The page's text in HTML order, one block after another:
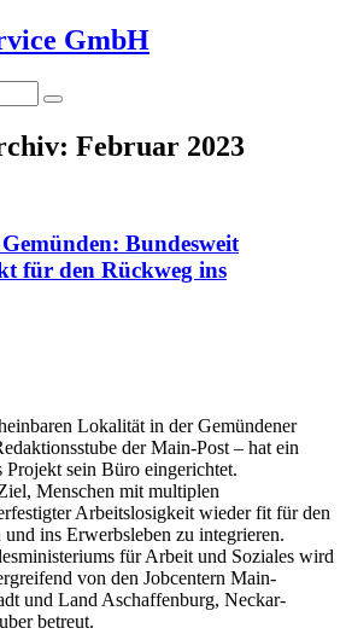
Februar 2023
Bundesweit
für den Rückweg ins
Lokalität in der Gemündener
der Main-Post – hat ein
Projekt sein Büro eingerichtet.
Menschen mit multiplen
Arbeitslosigkeit wieder fit für den
ins Erwerbsleben zu integrieren.
für Arbeit und Soziales wird
von den Jobcentern Main-
und Land Aschaffenburg, Neckar-
betreut.